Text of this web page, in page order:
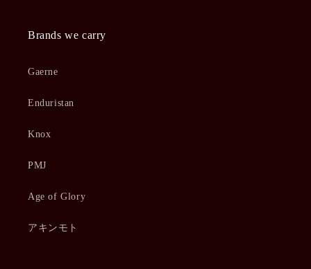
Brands we carry
Gaerne
Enduristan
Knox
PMJ
Age of Glory
アキンモト